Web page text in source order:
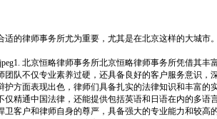
的律师事务所尤为重要，尤其是在北京这样的大城
北京恒略律师事务所北京恒略律师事务所凭
队不仅专业素养过硬，还具备良好的客户服务意识
方面表现出色，律师们具备扎实的法律知识和丰富
精通中国法律，还能提供包括英语和日语在内的多
客户和律师自身的尊严，具备强大的专业能力和较